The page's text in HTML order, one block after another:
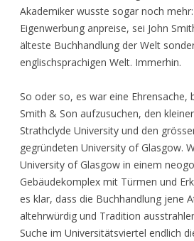
Akademiker wusste sogar noch
Eigenwerbung anpreise, sei John
älteste Buchhandlung der Welt
englischsprachigen Welt. Immerhin.
So oder so, es war eine Ehrensache,
Smith & Son aufzusuchen, den
Strathclyde University und den
gegründeten University of Glasgow.
University of Glasgow in einem
Gebäudekomplex mit Türmen und
es klar, dass die Buchhandlung jene
altehrwürdig und Tradition
Suche im Universitätsviertel endlich